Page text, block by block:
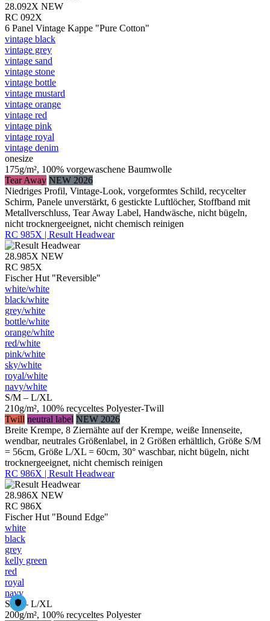
28.092X NEW
RC 092X
6 Panel Vintage Kappe "Pure Cotton"
vintage black
vintage grey
vintage sand
vintage stone
vintage bottle
vintage mustard
vintage orange
vintage red
vintage pink
vintage royal
vintage denim
onesize
175g/m², 100% vorgewaschene Baumwolle
Tear Away NEW 2026
Niedriges Profil, Vintage-Look, vorgeformtes Schild, recycelter
Schirm, Panele unverstärkt, 6 gestickte Luftlöcher, Stoffband mit
Metallverschluss, Tear Away Label, Handwäsche, nicht bügeln,
nicht trocknergeeignet, nicht chemisch reinigen
RC 985X | Result Headwear
28.985X NEW
RC 985X
Fischer Hut "Reversible"
white/​white
black/​white
grey/​white
bottle/​white
orange/​white
red/​white
pink/​white
sky/​white
royal/​white
navy/​white
S/M – L/XL
210g/m², 100% recyceltes Polyester-Twill
Twill neutral label NEW 2026
Breite Krempe, 8 Ziernähte auf der Krempe, weiße Innenseite,
wendbar, neutrales Größenlabel, in 2 Größen erhältlich, Größe S/M
= 56cm, Größe L/XL = 60cm, 30° waschbar, nicht bügeln, nicht
trocknergeeignet, nicht chemisch reinigen
RC 986X | Result Headwear
28.986X NEW
RC 986X
Fischer Hut "Bound Edge"
white
black
grey
kelly green
red
royal
navy
S/M – L/XL
200g/m², 100% recyceltes Polyester